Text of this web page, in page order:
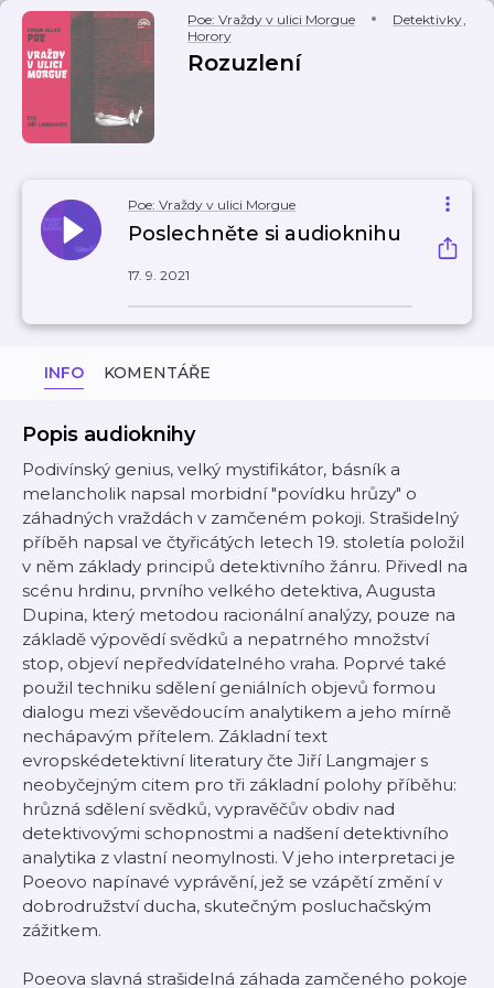
Poe: Vraždy v ulici Morgue Detektivky,
Horory
Rozuzlení
Poe: Vraždy v ulici Morgue
Poslechněte si audioknihu
17. 9. 2021
INFO KOMENTÁŘE
Popis audioknihy
Podivínský genius, velký mystifikátor, básník a
melancholik napsal morbidní "povídku hrůzy" o
záhadných vraždách v zamčeném pokoji. Strašidelný
příběh napsal ve čtyřicátých letech 19. stoletía položil
v něm základy principů detektivního žánru. Přivedl na
scénu hrdinu, prvního velkého detektiva, Augusta
Dupina, který metodou racionální analýzy, pouze na
základě výpovědí svědků a nepatrného množství
stop, objeví nepředvídatelného vraha. Poprvé také
použil techniku sdělení geniálních objevů formou
dialogu mezi vševědoucím analytikem a jeho mírně
nechápavým přítelem. Základní text
evropskédetektivní literatury čte Jiří Langmajer s
neobyčejným citem pro tři základní polohy příběhu:
hrůzná sdělení svědků, vypravěčův obdiv nad
detektivovými schopnostmi a nadšení detektivního
analytika z vlastní neomylnosti. V jeho interpretaci je
Poeovo napínavé vyprávění, jež se vzápětí změní v
dobrodružství ducha, skutečným posluchačským
zážitkem.
Poeova slavná strašidelná záhada zamčeného pokoje